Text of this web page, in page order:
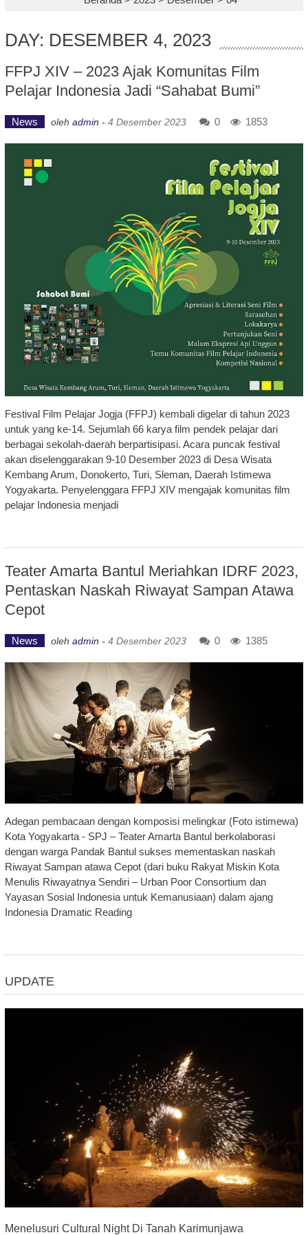
DAY: DESEMBER 4, 2023
FFPJ XIV – 2023 Ajak Komunitas Film
Pelajar Indonesia Jadi “Sahabat Bumi”
News oleh admin - 4 Desember 2023 0 1853
Festival Film Pelajar Jogja (FFPJ) kembali digelar di tahun 2023
untuk yang ke-14. Sejumlah 66 karya film pendek pelajar dari
berbagai sekolah-daerah berpartisipasi. Acara puncak festival
akan diselenggarakan 9-10 Desember 2023 di Desa Wisata
Kembang Arum, Donokerto, Turi, Sleman, Daerah Istimewa
Yogyakarta. Penyelenggara FFPJ XIV mengajak komunitas film
pelajar Indonesia menjadi
Teater Amarta Bantul Meriahkan IDRF 2023,
Pentaskan Naskah Riwayat Sampan Atawa
Cepot
News oleh admin - 4 Desember 2023 0 1385
Adegan pembacaan dengan komposisi melingkar (Foto istimewa)
Kota Yogyakarta - SPJ – Teater Amarta Bantul berkolaborasi
dengan warga Pandak Bantul sukses mementaskan naskah
Riwayat Sampan atawa Cepot (dari buku Rakyat Miskin Kota
Menulis Riwayatnya Sendiri – Urban Poor Consortium dan
Yayasan Sosial Indonesia untuk Kemanusiaan) dalam ajang
Indonesia Dramatic Reading
UPDATE
Menelusuri Cultural Night Di Tanah Karimunjawa